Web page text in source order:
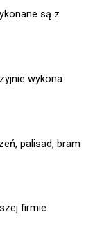
są z
wykona
palisad, bram
firmie